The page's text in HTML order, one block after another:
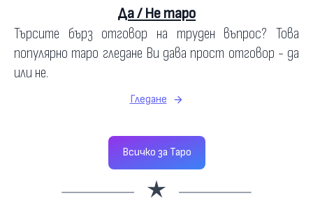
Да / Не таро
Търсите бърз отговор на труден въпрос? Това
популярно таро гледане Ви дава прост отговор - да
или не.
Гледане
Всичко за Таро